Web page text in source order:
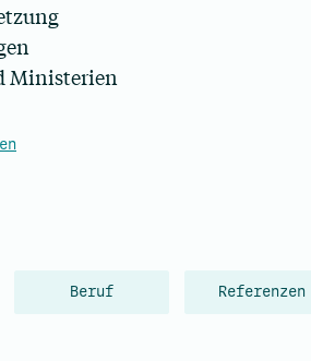
Ministerien
Beruf Referenzen